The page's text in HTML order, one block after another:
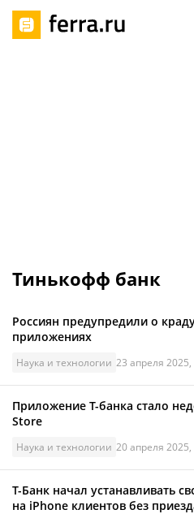
Тинькофф банк
Россиян предупредили о
приложениях
Наука и технологии 23 апреля 2025,
Приложение Т-банка стало
Store
Наука и технологии 20 апреля 2025,
Т-Банк начал устанавливать
на iPhone клиентов без